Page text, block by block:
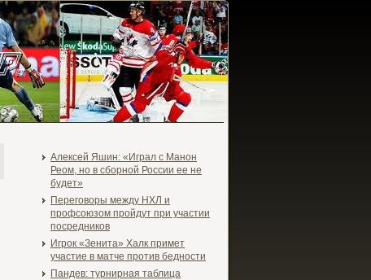
Алексей Яшин: «Играл с Манон
Реом, но в сборной России ее не
будет»
Переговоры между НХЛ и
профсоюзом пройдут при участии
посредников
Игрок «Зенита» Халк примет
участие в матче против бедности
Пандев: турнирная таблица